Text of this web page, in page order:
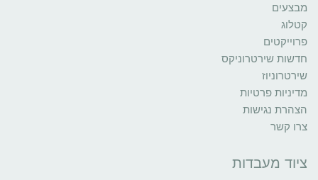
מבצעים
קטלוג
פרוייקטים
חדשות שירטרוניקס
שירטרוניוז
מדיניות פרטיות
הצהרת נגישות
צרו קשר
ציוד מעבדות